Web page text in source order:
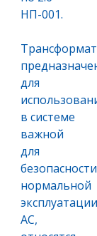
НП-001.
для
в системе
важной
для
безопасности
нормальной
эксплуатации
АС,